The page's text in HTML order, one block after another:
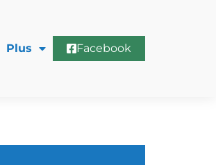
Plus Facebook